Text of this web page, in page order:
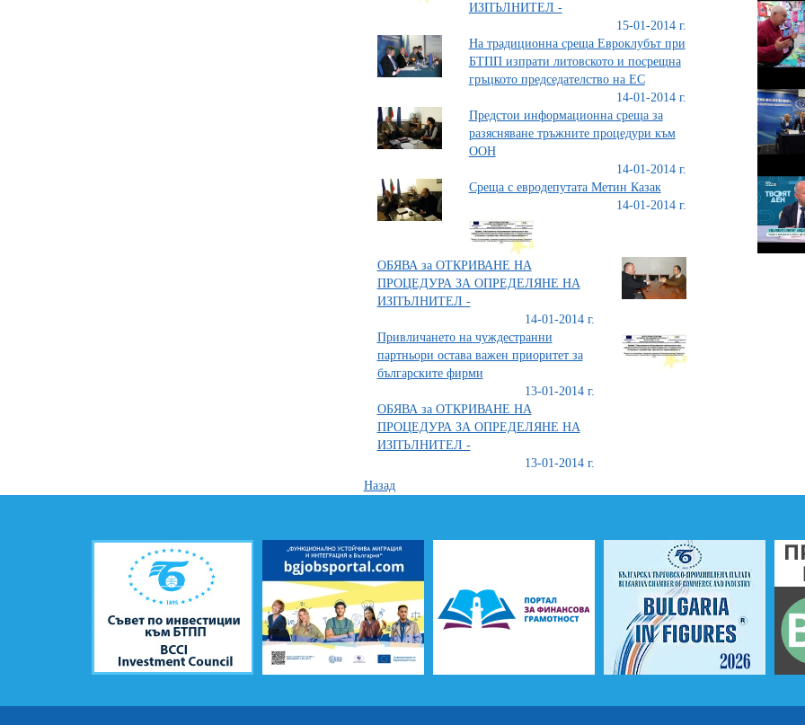
ИЗПЪЛНИТЕЛ -
15-01-2014 г.
На традиционна среща Евроклубът при
БТПП изпрати литовското и посрещна
гръцкото председателство на ЕС
14-01-2014 г.
Предстои информационна среща за
разясняване тръжните процедури към
ООН
14-01-2014 г.
Среща с евродепутата Метин Казак
14-01-2014 г.
ОБЯВА за ОТКРИВАНЕ НА
ПРОЦЕДУРА ЗА ОПРЕДЕЛЯНЕ НА
ИЗПЪЛНИТЕЛ -
14-01-2014 г.
Привличането на чуждестранни
партньори остава важен приоритет за
българските фирми
13-01-2014 г.
ОБЯВА за ОТКРИВАНЕ НА
ПРОЦЕДУРА ЗА ОПРЕДЕЛЯНЕ НА
ИЗПЪЛНИТЕЛ -
13-01-2014 г.
Назад